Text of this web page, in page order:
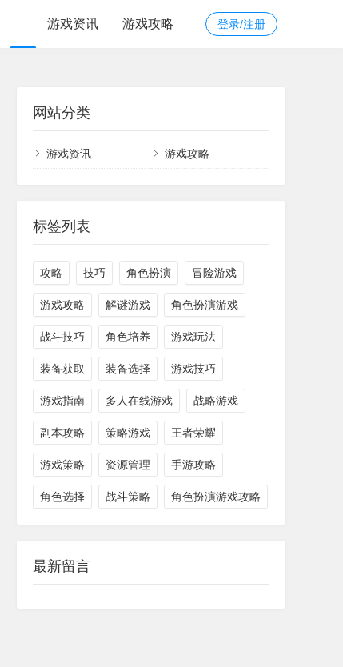
登录/注册
游戏资讯 游戏攻略
网站分类
游戏资讯 游戏攻略
标签列表
攻略 技巧 角色扮演 冒险游戏
游戏攻略 解谜游戏 角色扮演游戏
战斗技巧 角色培养 游戏玩法
装备获取 装备选择 游戏技巧
游戏指南 多人在线游戏 战略游戏
副本攻略 策略游戏 王者荣耀
游戏策略 资源管理 手游攻略
角色选择 战斗策略 角色扮演游戏攻略
最新留言